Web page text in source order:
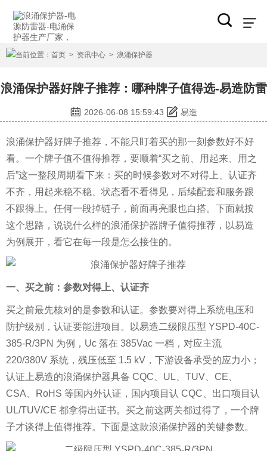
当前位置： 首页 > 资讯中心 > 浪涌保护器
浪涌保护器好牌子推荐：哪种牌子值得选-易造防雷
2026-06-08 15:59:43 易造
浪涌保护器好牌子推荐，不能只盯着买的那一刻参数好不好
看。一个牌子值不值得推荐，要顺着“买之前、用起来、用之
后”这一整段周期看下来：买的时候参数对不对得上、认证齐
不齐，用起来稳不稳、状态看不看得见，后续配套和服务跟
不跟得上。任何一段掉链子，前面再亮眼也白搭。下面就按
这个思路，说说什么样的浪涌保护器牌子值得推荐，以易造
为例展开，看它在每一段是怎么接住的。
一、买之前：参数对得上、认证齐
买之前最先核对的是参数和认证。参数要对得上系统电压和
防护级别，认证要能进项目。以易造二级限压型 YSPD-40C-
385-R/3PN 为例，Uc 落在 385Vac 一档，对应主流
220/380V 系统，残压低至 1.5 kV，下游设备承受的应力小；
认证上易造的浪涌保护器具备 CQC、UL、TUV、CE、
CSA、RoHS 等国内外认证，国内项目认 CQC、出口项目认
UL/TUV/CE 都拿得出证书。买之前这两关都过得了，一个牌
子才谈得上值得推荐。下面是这款浪涌保护器的关键参数。